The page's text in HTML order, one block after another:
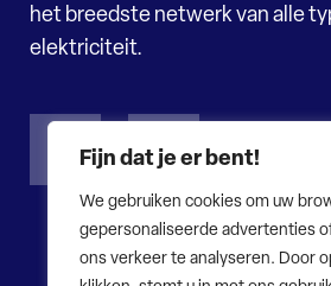
Fijn dat je er bent!
We gebruiken cookies om uw
gepersonaliseerde advertenties
ons verkeer te analyseren. Door
het breedste netwerk van alle
elektriciteit.